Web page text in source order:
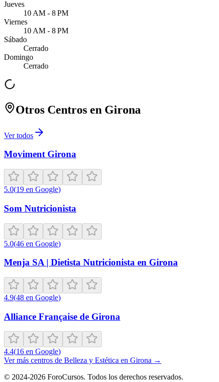
Jueves
10 AM - 8 PM
Viernes
10 AM - 8 PM
Sábado
Cerrado
Domingo
Cerrado
Otros Centros en Girona
Ver todos
Moviment Girona
5.0(19 en Google)
Som Nutricionista
5.0(46 en Google)
Menja SA | Dietista Nutricionista en Girona
4.9(48 en Google)
Alliance Française de Girona
4.4(16 en Google)
Ver más centros de Belleza y Estética en Girona →
© 2024-2026 ForoCursos. Todos los derechos reservados.